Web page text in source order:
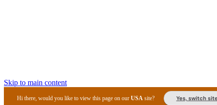
Skip to main content
Hi there, would you like to view this page on ourUSA site? Yes, switch